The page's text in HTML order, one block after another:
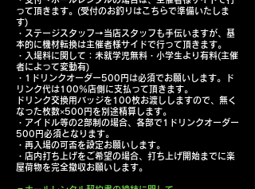
って頂きます。(受付のお釣りはこちらで準備いたしま
す)
・ステージスタッフ→当店スタッフも手伝いますが、基
本的に機材転換は主催者様サイドで行って頂きます。
・入場料に関して：未就学児無料・小学生より有料(主催
者によって変動有)
・1ドリンクオーダー500円は必須でお願いします。ド
リンク代は100%店側に支払って頂きます。
ドリンク交換用バッジを100枚お渡ししますので、無く
なった枚数×500円を別途精算します。
・アイドル等の2部制の場合、各部で1ドリンクオーダー
500円必須となります。
・再入場の可否を設定お願いします。
・店内打ち上げをご希望の場合、打ち上げ開始までに楽
屋荷物を完全撤収お願いします。